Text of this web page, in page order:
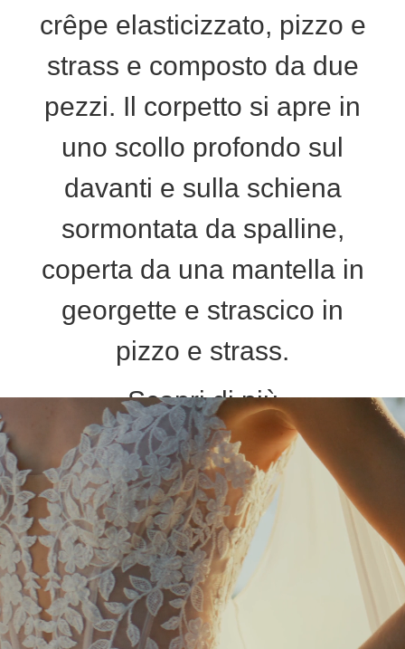
crêpe elasticizzato, pizzo e
strass e composto da due
pezzi. Il corpetto si apre in
uno scollo profondo sul
davanti e sulla schiena
sormontata da spalline,
coperta da una mantella in
georgette e strascico in
pizzo e strass.
Scopri di più